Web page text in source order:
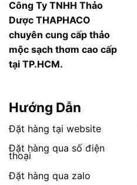
Các
tùy
chọn
có
thể
được
trang
sản
phẩm
Công Ty TNHH Thảo
Dược THAPHACO
chuyên cung cấp thảo
mộc sạch thơm cao cấp
tại TP.HCM.
Hướng Dẫn
Đặt hàng tại website
Đặt hàng qua số điện
thoại
Đặt hàng qua zalo